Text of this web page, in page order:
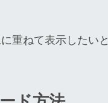
重ねて表示したいと